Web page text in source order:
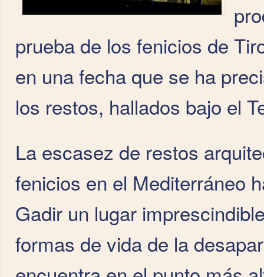
prueba de los fenicios de
en una fecha que se ha
los restos, hallados bajo el
La escasez de restos
fenicios en el Mediterráneo
Gadir un lugar
formas de vida de la